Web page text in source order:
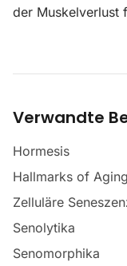
der Muskelverlust
Verwandte
Hormesis
Hallmarks of Aging
Zelluläre
Senolytika
Senomorphika